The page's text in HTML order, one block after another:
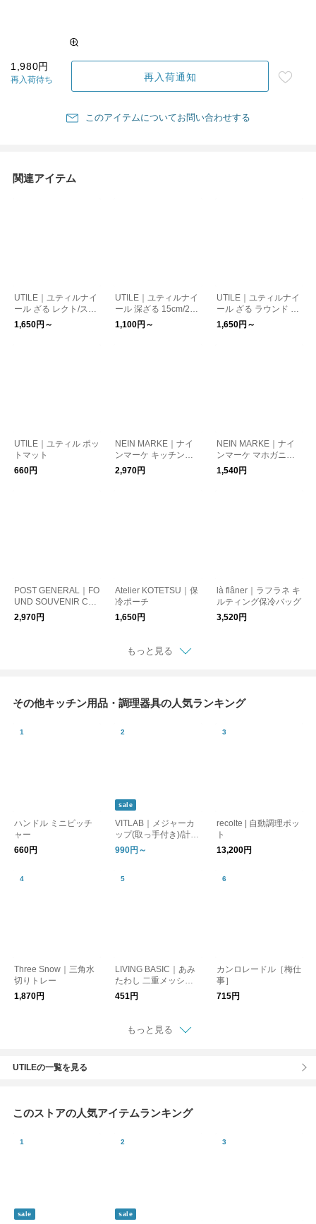
1,980円
再入荷待ち 再入荷通知
このアイテムについてお問い合わせする
関連アイテム
UTILE｜ユティルナイ
ール ざる レクト/スク
エア
1,650円～
UTILE｜ユティルナイ
ール 深ざる 15cm/22c
m
1,100円～
UTILE｜ユティルナイ
ール ざる ラウンド S/
L
1,650円～
UTILE｜ユティル ポッ
トマット
660円
NEIN MARKE｜ナイ
ンマーケ キッチンペ
ーパースタンド
2,970円
NEIN MARKE｜ナイ
ンマーケ マホガニー
トリベット
1,540円
POST GENERAL｜FO
UND SOUVENIR CO
OLER BAG / ファウン
ドスーベニア クーラ
2,970円
Atelier KOTETSU｜保
冷ポーチ
1,650円
là flâner｜ラフラネ キ
ルティング保冷バッグ
3,520円
もっと見る
その他キッチン用品・調理器具の人気ランキング
ハンドル ミニピッチ
ャー
660円
sale
VITLAB｜メジャーカ
ップ(取っ手付き)/計量
カップ ドイツ製
990円～
recolte | 自動調理ポッ
ト
13,200円
Three Snow｜三角水
切りトレー
1,870円
LIVING BASIC｜あみ
たわし 二重メッシュ
紐付き キッチン用品
洗い物 食器洗い 日本
451円
カンロレードル［梅仕
事］
715円
もっと見る
UTILEの一覧を見る
このストアの人気アイテムランキング
sale sale